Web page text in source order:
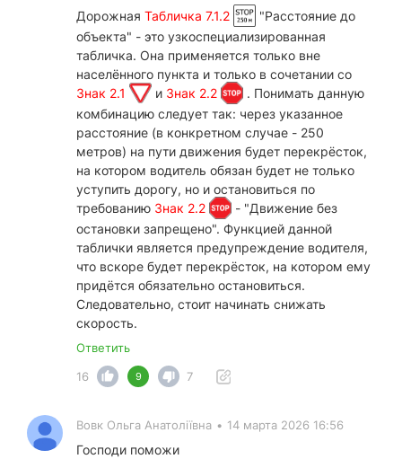
Дорожная Табличка 7.1.2
"Расстояние до
объекта" - это узкоспециализированная
табличка. Она применяется только вне
населённого пункта и только в сочетании со
Знак 2.1
и Знак 2.2
. Понимать данную
комбинацию следует так: через указанное
расстояние (в конкретном случае - 250
метров) на пути движения будет перекрёсток,
на котором водитель обязан будет не только
уступить дорогу, но и остановиться по
требованию Знак 2.2
- "Движение без
остановки запрещено". Функцией данной
таблички является предупреждение водителя,
что вскоре будет перекрёсток, на котором ему
придётся обязательно остановиться.
Следовательно, стоит начинать снижать
скорость.
Ответить
16
9 7
Вовк Ольга Анатоліївна • 14 марта 2026 16:56
Господи поможи